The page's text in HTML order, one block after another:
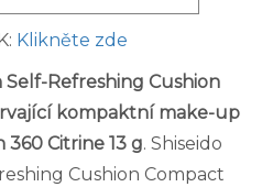
Klikněte zde
Self-Refreshing Cushion
kompaktní make-up
Citrine 13 g. Shiseido
Cushion Compact